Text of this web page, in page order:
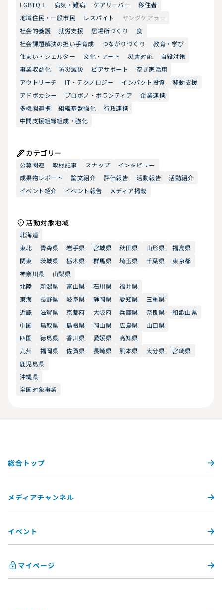
LGBTQ＋
病気・難病 ケアリーバー
移住者
地域住民・一般市民
レスパイト
ヤングケアラー
社会的養護
就労支援 居場所づくり
食
社会課題解決の担い手育成
つながりづくり
教育・学び
住まい・シェルター
文化・アート 災害対応
自殺対策
事業収益化
防災減災 ピアサポート
空き家活用
アウトリーチ
IT・テクノロジー インパクト投資
移動支援
アドボカシー
プロボノ・ボランティア
企業連携
多機関連携
組織基盤強化
行政連携
中間支援組織組成・強化
カテゴリー
公募関連 取材記事 スナップ
インタビュー
成果物レポート
論文紹介 評価報告 活動報告
活動紹介
イベント紹介
イベント報告 メディア掲載
活動対象地域
北海道
東北
青森県 岩手県 宮城県 秋田県 山形県
福島県
関東
茨城県 栃木県 群馬県 埼玉県 千葉県
東京都
神奈川県
山梨県
北陸
新潟県 富山県 石川県
福井県
東海
長野県 岐阜県 静岡県 愛知県
三重県
近畿
滋賀県 京都府 大阪府 兵庫県 奈良県
和歌山県
中国
鳥取県 島根県 岡山県 広島県
山口県
四国
徳島県 香川県 愛媛県
高知県
九州
福岡県 佐賀県 長崎県 熊本県 大分県
宮崎県
鹿児島県
沖縄県
全国対象事業
総合トップ
メディアチャンネル
イベント
マイページ